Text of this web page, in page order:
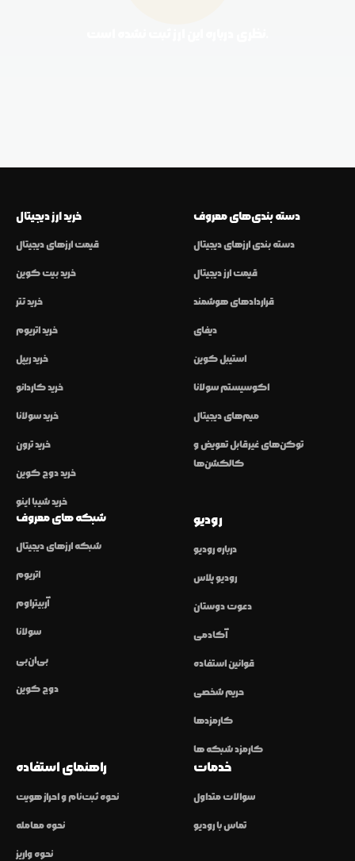
خرید ارز دیجیتال
قیمت ارزهای دیجیتال
خرید بیت کوین
خرید تتر
خرید اتریوم
خرید ریپل
خرید کاردانو
خرید سولانا
خرید ترون
خرید دوج کوین
خرید شیبا اینو
دسته بندی‌های معروف
دسته بندی ارزهای دیجیتال
قیمت ارز دیجیتال
قراردادهای هوشمند
دیفای
استیبل کوین
اکوسیستم سولانا
میم‌های دیجیتال
توکن‌های غیرقابل تعویض و
کالکشن‌ها
شبکه های معروف
شبکه ارزهای دیجیتال
اتریوم
آربیتراوم
سولانا
بی‌ان‌بی
دوج کوین
رودیو
درباره رودیو
رودیو پلاس
دعوت دوستان
آکادمی
قوانین استفاده
حریم شخصی
کارمزدها
کارمزد شبکه ها
راهنمای استفاده
نحوه ثبت‌نام و احراز هویت
نحوه معامله
نحوه واریز
خدمات
سوالات متداول
تماس با رودیو